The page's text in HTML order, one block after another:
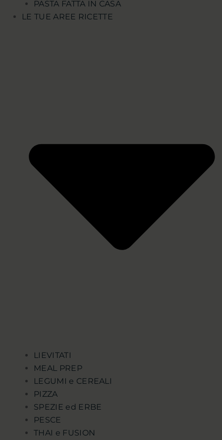
PASTA FATTA IN CASA
LE TUE AREE RICETTE
LIEVITATI
MEAL PREP
LEGUMI e CEREALI
PIZZA
SPEZIE ed ERBE
PESCE
THAI e FUSION